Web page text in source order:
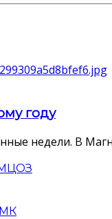
году
недели. В
МЦОЗ